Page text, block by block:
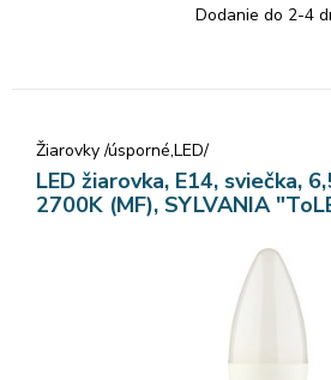
Dodanie do 2-4
Žiarovky /úsporné,LED/
LED žiarovka, E14, sviečka,
2700K (MF), SYLVANIA